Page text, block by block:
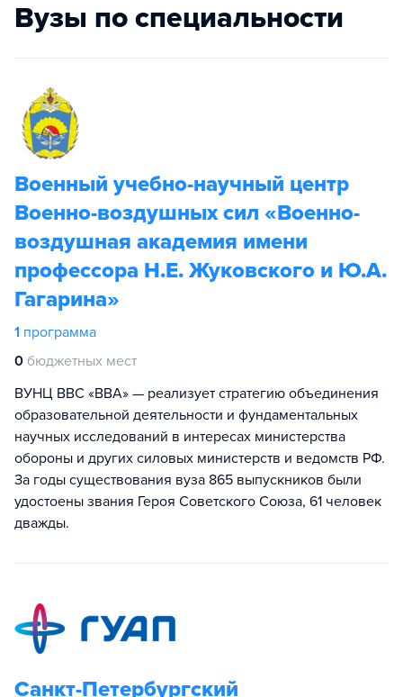
Вузы по специальности
Военный учебно-научный центр
Военно-воздушных сил «Военно-
воздушная академия имени
профессора Н.Е. Жуковского и Ю.А.
Гагарина»
1 программа
0 бюджетных мест
ВУНЦ ВВС «ВВА» — реализует стратегию объединения
образовательной деятельности и фундаментальных
научных исследований в интересах министерства
обороны и других силовых министерств и ведомств РФ.
За годы существования вуза 865 выпускников были
удостоены звания Героя Советского Союза, 61 человек
дважды.
Санкт-Петербургский